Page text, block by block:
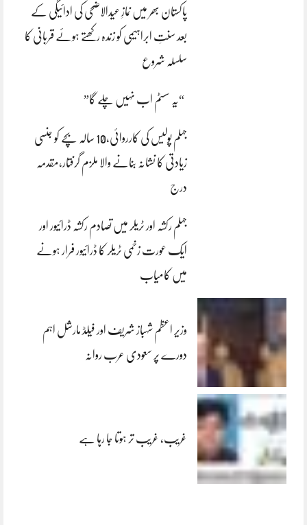
پاکستان بھر میں نمازِ عیدالاضحی کی ادائیگی کے
بعد سنتِ ابراہیمی کو زندہ رکھتے ہوئے قربانی کا
سلسلہ شروع
“یہ سسٹم اب نہیں چلے گا”
جہلم پولیس کی کارروائی،10 سالہ بچے کو جنسی
زیادتی کا نشانہ بنانے والا ملزم گرفتار،مقدمہ
درج
جہلم رکشہ اور ٹریلر میں تصادم رکشہ ڈرائیور اور
ایک عورت زخمی ٹریلر کا ڈرائیور فرار ہونے
میں کامیاب
وزیر اعظم شہباز شریف اور فیلڈ مارشل اہم
دورے پر سعودی عرب روانہ
غریب، غریب تر ہوتا جا رہا ہے